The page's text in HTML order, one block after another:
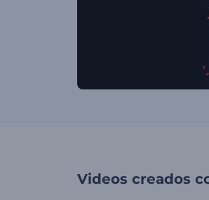
Videos creados